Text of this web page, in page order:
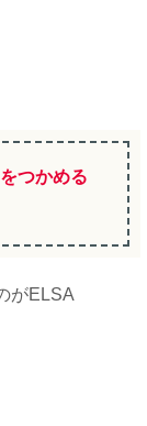
つかめる
がELSA